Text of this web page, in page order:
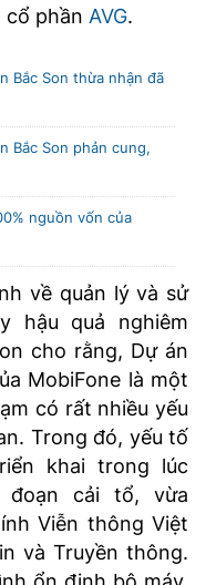
cổ phần AVG.
Bắc Son thừa nhận đã
Bắc Son phản cung,
nguồn vốn của
về quản lý và sử
hậu quả nghiêm
cho rằng, Dự án
MobiFone là một
có rất nhiều yếu
Trong đó, yếu tố
khai trong lúc
đoạn cải tổ, vừa
Viễn thông Việt
và Truyền thông.